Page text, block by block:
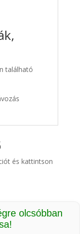
található
és kattintson
olcsóbban